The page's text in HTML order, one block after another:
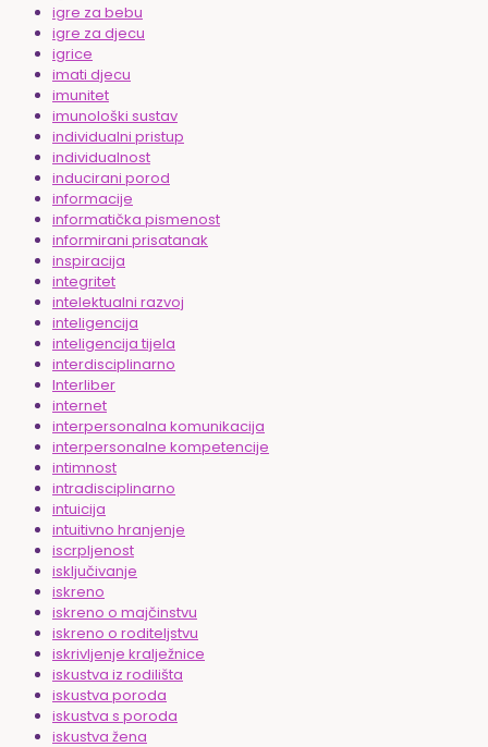
igre za bebu
igre za djecu
igrice
imati djecu
imunitet
imunološki sustav
individualni pristup
individualnost
inducirani porod
informacije
informatička pismenost
informirani prisatanak
inspiracija
integritet
intelektualni razvoj
inteligencija
inteligencija tijela
interdisciplinarno
Interliber
internet
interpersonalna komunikacija
interpersonalne kompetencije
intimnost
intradisciplinarno
intuicija
intuitivno hranjenje
iscrpljenost
isključivanje
iskreno
iskreno o majčinstvu
iskreno o roditeljstvu
iskrivljenje kralježnice
iskustva iz rodilišta
iskustva poroda
iskustva s poroda
iskustva žena